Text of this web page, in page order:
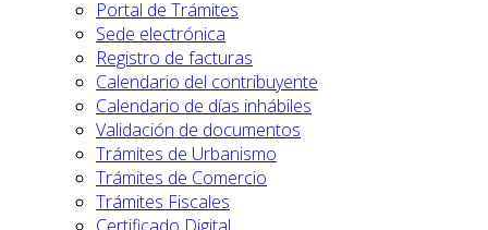
Portal de Trámites
Sede electrónica
Registro de facturas
Calendario del contribuyente
Calendario de días inhábiles
Validación de documentos
Trámites de Urbanismo
Trámites de Comercio
Trámites Fiscales